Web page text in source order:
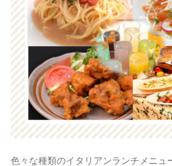
色々な種類のイタリアンランチメニュ